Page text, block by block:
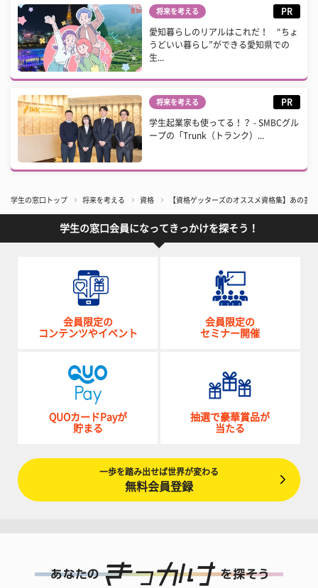
将来を考える PR
愛知暮らしのリアルはこれだ！ “ちょ
うどいい暮らし”ができる愛知県での
生...
将来を考える PR
学生起業家も使ってる！？ - SMBCグル
ープの「Trunk（トランク）...
学生の窓口トップ 将来を考える 資格 【資格ゲッターズのオススメ資格集】あの芸
学生の窓口会員になってきっかけを探そう！
会員限定の
コンテンツやイベント
会員限定の
セミナー開催
QUOカードPayが
貯まる
抽選で豪華賞品が
当たる
一歩を踏み出せば世界が変わる
無料会員登録